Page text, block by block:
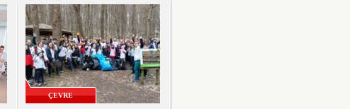
ÇEVRE